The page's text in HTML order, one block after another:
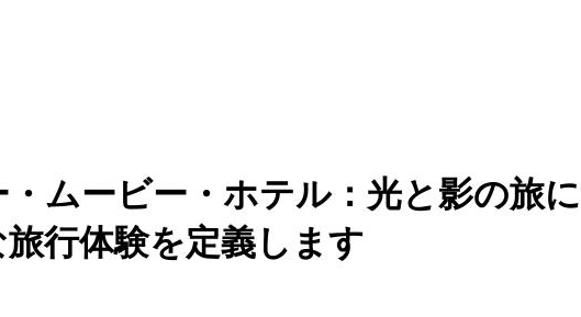
ムービー・ホテル：光と影の旅
行体験を定義します